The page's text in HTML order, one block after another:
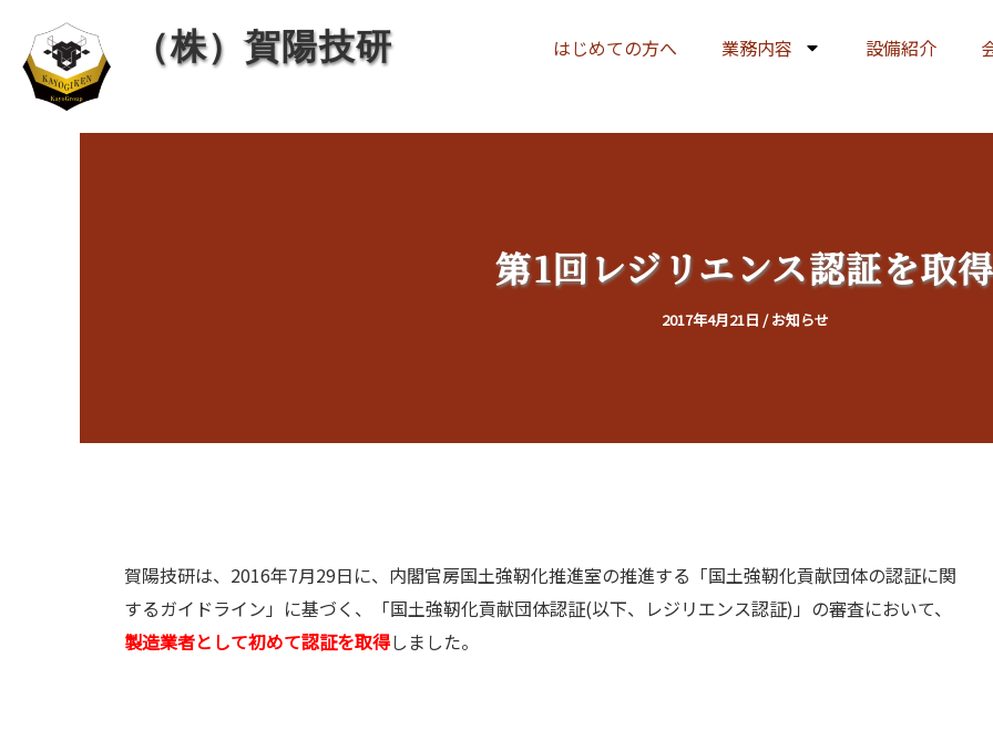
（株）賀陽技研 はじめての方へ 業務内容 設備紹介
第1回レジリエンス認証を取得
2017年4月21日 /お知らせ
賀陽技研は、2016年7月29日に、内閣官房国土強靭化推進室の推進する「国土強靭化貢献団体の認証に関
するガイドライン」に基づく、「国土強靭化貢献団体認証(以下、レジリエンス認証)」の審査において、
製造業者として初めて認証を取得しました。
稿
ナ